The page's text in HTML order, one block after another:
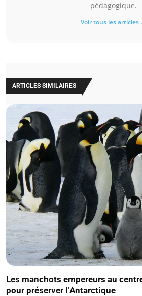
pédagogique.
Voir tous les articles
ARTICLES SIMILAIRES
Les manchots empereurs au
pour préserver l’Antarctique